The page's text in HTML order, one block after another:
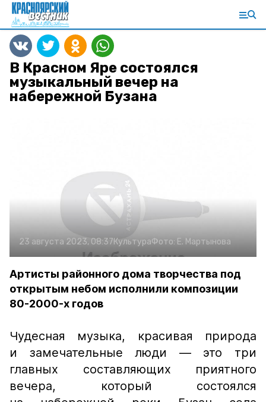
В Красном Яре состоялся
музыкальный вечер на
набережной Бузана
23 августа 2023, 08:37КультураФото: Е. Мартынова
Артисты районного дома творчества под
открытым небом исполнили композиции
80-2000-х годов
Чудесная музыка, красивая природа
и замечательные люди — это три
главных составляющих приятного
вечера, который состоялся